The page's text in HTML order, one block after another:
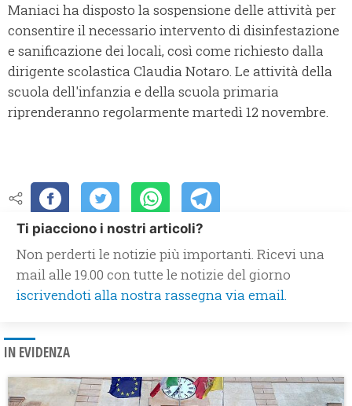
Maniaci ha disposto la sospensione delle attività per
consentire il necessario intervento di disinfestazione
e sanificazione dei locali, così come richiesto dalla
dirigente scolastica Claudia Notaro. Le attività della
scuola dell'infanzia e della scuola primaria
riprenderanno regolarmente martedì 12 novembre.
Ti piacciono i nostri articoli?
Non perderti le notizie più importanti. Ricevi una
mail alle 19.00 con tutte le notizie del giorno
iscrivendoti alla nostra rassegna via email.
IN EVIDENZA